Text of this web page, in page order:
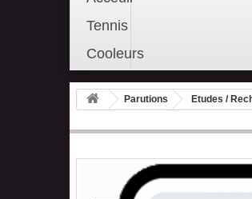
Parutions Etudes /